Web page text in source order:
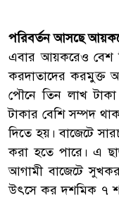
পরিবর্তন আসছে
এবার আয়করেও বেশ
করদাতাদের করমুক্ত
পৌনে তিন লাখ
টাকার বেশি সম্পদ
দিতে হয়। বাজেটে
করা হতে পারে। এ
আগামী বাজেটে
উৎসে কর দশমিক ৭